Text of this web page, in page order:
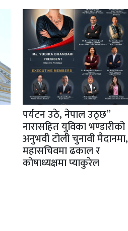
पर्यटन उठे, नेपाल उठ्छ”
नारासहित युविका भण्डारीको
अनुभवी टोली चुनावी मैदानमा,
महासचिवमा ढकाल र
कोषाध्यक्षमा प्याकुरेल